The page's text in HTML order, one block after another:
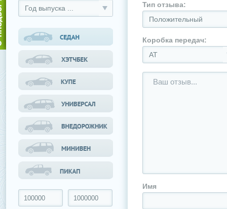
Год выпуска ...
Тип отзыва:
Положительный
Коробка передач:
АТ
Имя